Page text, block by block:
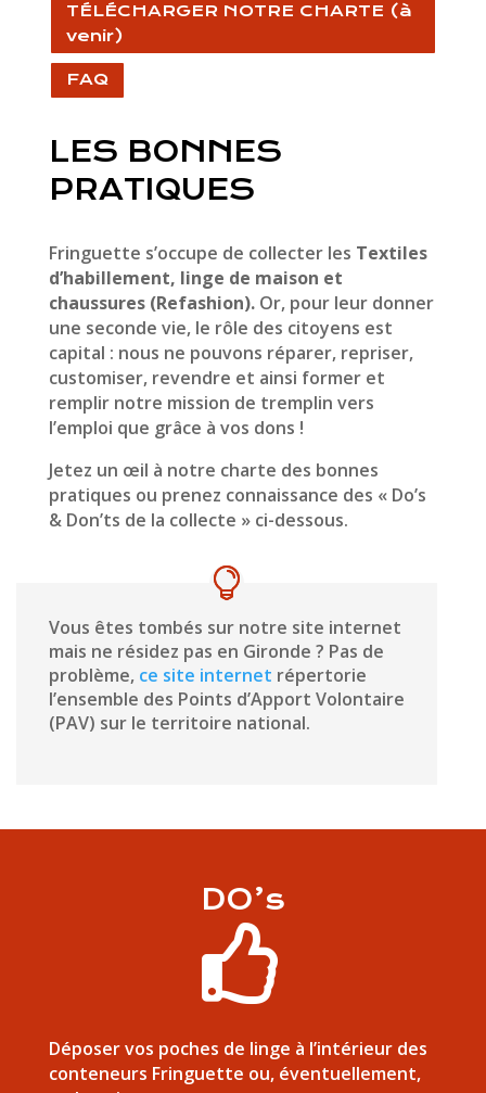
TÉLÉCHARGER NOTRE CHARTE (à
venir)
FAQ
LES BONNES
PRATIQUES
Fringuette s’occupe de collecter les Textiles
d’habillement, linge de maison et
chaussures(Refashion).Or, pour leur donner
une seconde vie, le rôle des citoyens est
capital : nous ne pouvons réparer, repriser,
customiser, revendre et ainsi former et
remplir notre mission de tremplin vers
l’emploi que grâce à vos dons !
Jetez un œil à notre charte des bonnes
pratiques ou prenez connaissance des « Do’s
& Don’ts de la collecte » ci-dessous.
Vous êtes tombés sur notre site internet
mais ne résidez pas en Gironde ? Pas de
problème, ce site internet répertorie
l’ensemble des Points d’Apport Volontaire
(PAV) sur le territoire national.
DO’s

Déposer vos poches de linge à l’intérieur des
conteneurs Fringuette ou, éventuellement,